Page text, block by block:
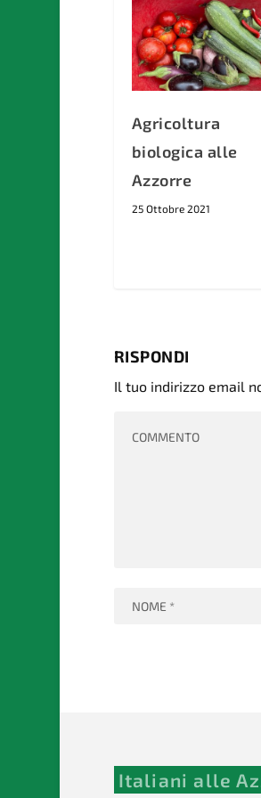
Agricoltura
biologica alle
Azzorre
25 Ottobre 2021
RISPONDI
Il tuo indirizzo email
Italiani alle